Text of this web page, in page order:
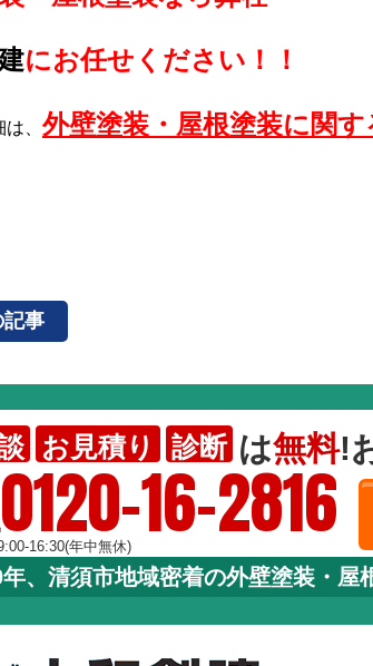
にお任せください！！
、 外壁塗装・屋根塗装に関
記事
お見積り 診断 は無料!
0120-16-2816
16:30(年中無休)
、清須市地域密着の外壁塗装・屋